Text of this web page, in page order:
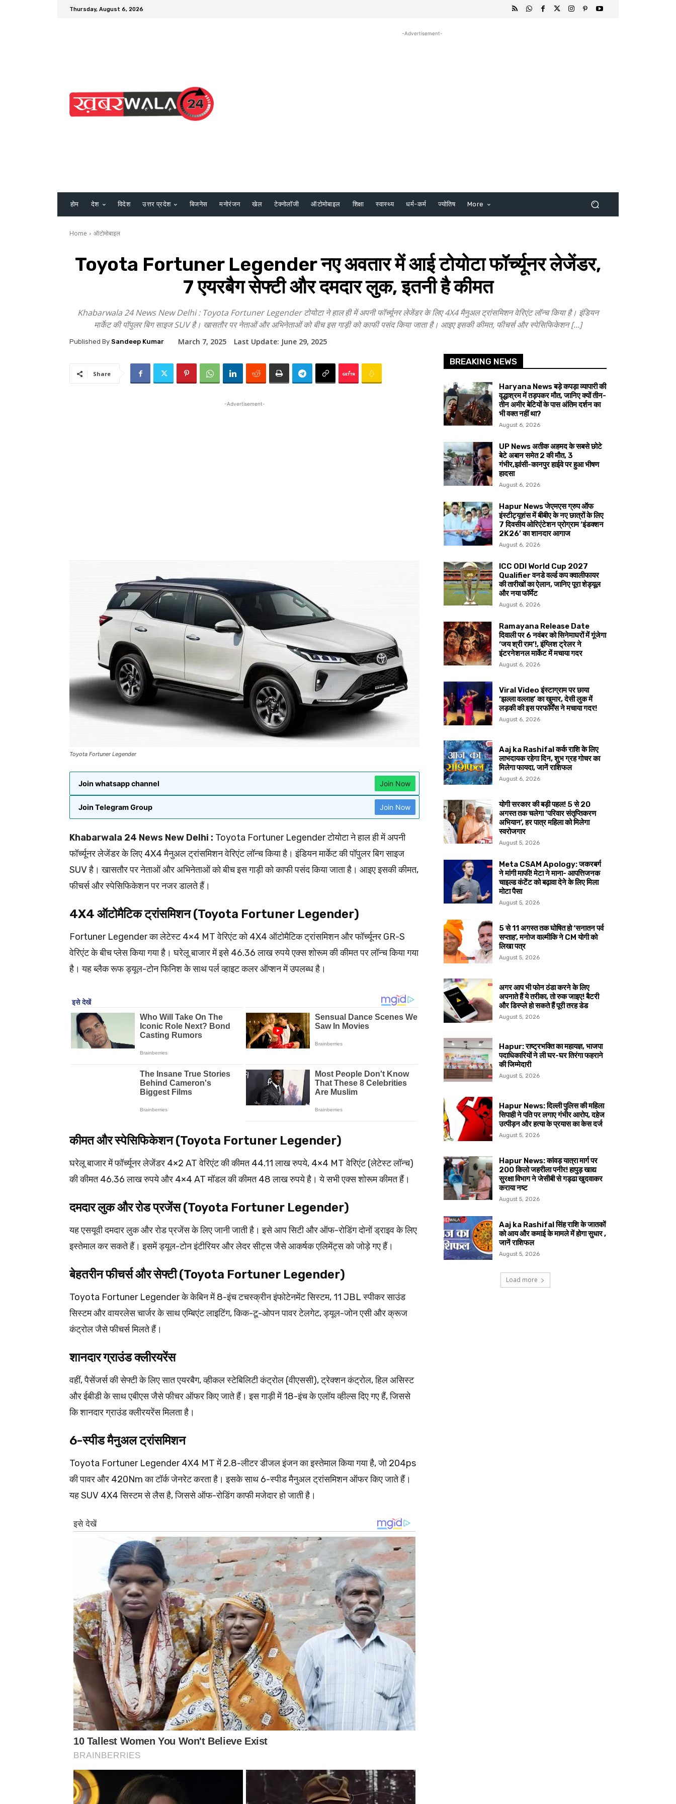
Thursday, August 6, 2026
-Advertisement-
होम देश विदेश उत्तर प्रदेश बिजनेस मनोरंजन खेल टेक्नोलॉजी ऑटोमोबाइल शिक्षा स्वास्थ्य धर्म-कर्म ज्योतिष More
Home ऑटोमोबाइल
Toyota Fortuner Legender नए अवतार में आई टोयोटा फॉर्च्यूनर लेजेंडर,
7 एयरबैग सेफ्टी और दमदार लुक, इतनी है कीमत
Khabarwala 24 News New Delhi : Toyota Fortuner Legender टोयोटा ने हाल ही में अपनी फॉर्च्यूनर लेजेंडर के लिए 4X4 मैनुअल ट्रांसमिशन वेरिएंट लॉन्च किया है। इंडियन
मार्केट की पॉपुलर बिग साइज SUV है। खासतौर पर नेताओं और अभिनेताओं को बीच इस गाड़ी को काफी पसंद किया जाता है। आइए इसकी कीमत, फीचर्स और स्पेसिफिकेशन […]
Published By Sandeep Kumar March 7, 2025 Last Update: June 29, 2025
Share
-Advertisement-
Toyota Fortuner Legender
Join whatsapp channel Join Now
Join Telegram Group Join Now
Khabarwala 24 News New Delhi : Toyota Fortuner Legender टोयोटा ने हाल ही में अपनी
फॉर्च्यूनर लेजेंडर के लिए 4X4 मैनुअल ट्रांसमिशन वेरिएंट लॉन्च किया है। इंडियन मार्केट की पॉपुलर बिग साइज
SUV है। खासतौर पर नेताओं और अभिनेताओं को बीच इस गाड़ी को काफी पसंद किया जाता है। आइए इसकी कीमत,
फीचर्स और स्पेसिफिकेशन पर नजर डालते हैं।
4X4 ऑटोमैटिक ट्रांसमिशन (Toyota Fortuner Legender)
Fortuner Legender का लेटेस्ट 4×4 MT वेरिएंट को 4X4 ऑटोमैटिक ट्रांसमिशन और फॉर्च्यूनर GR-S
वेरिएंट के बीच प्लेस किया गया है। घरेलू बाजार में इसे 46.36 लाख रुपये एक्स शोरूम की कीमत पर लॉन्च किया गया
है। यह ब्लैक रूफ ड्यूल-टोन फिनिश के साथ पर्ल व्हाइट कलर ऑप्शन में उपलब्ध है।
कीमत और स्पेसिफिकेशन (Toyota Fortuner Legender)
घरेलू बाजार में फॉर्च्यूनर लेजेंडर 4×2 AT वेरिएंट की कीमत 44.11 लाख रुपये, 4×4 MT वेरिएंट (लेटेस्ट लॉन्च)
की कीमत 46.36 लाख रुपये और 4×4 AT मॉडल की कीमत 48 लाख रुपये है। ये सभी एक्स शोरूम कीमत हैं।
दमदार लुक और रोड प्रजेंस (Toyota Fortuner Legender)
यह एसयूवी दमदार लुक और रोड प्रजेंस के लिए जानी जाती है। इसे आप सिटी और ऑफ-रोडिंग दोनों ड्राइव के लिए
इस्तेमाल कर सकते हैं। इसमें ड्यूल-टोन इंटीरियर और लेदर सीट्स जैसे आकर्षक एलिमेंट्स को जोड़े गए हैं।
बेहतरीन फीचर्स और सेफ्टी (Toyota Fortuner Legender)
Toyota Fortuner Legender के केबिन में 8-इंच टचस्क्रीन इंफोटेनमेंट सिस्टम, 11 JBL स्पीकर साउंड
सिस्टम और वायरलेस चार्जर के साथ एम्बिएंट लाइटिंग, किक-टू-ओपन पावर टेलगेट, ड्यूल-जोन एसी और क्रूज
कंट्रोल जैसे फीचर्स मिलते हैं।
शानदार ग्राउंड क्लीरयरेंस
वहीं, पैसेंजर्स की सेफ्टी के लिए सात एयरबैग, व्हीकल स्टेबिलिटी कंट्रोल (वीएससी), ट्रेक्शन कंट्रोल, हिल असिस्ट
और ईबीडी के साथ एबीएस जैसे फीचर ऑफर किए जाते हैं। इस गाड़ी में 18-इंच के एलॉय व्हील्स दिए गए हैं, जिससे
कि शानदार ग्राउंड क्लीरयरेंस मिलता है।
6-स्पीड मैनुअल ट्रांसमिशन
Toyota Fortuner Legender 4X4 MT में 2.8-लीटर डीजल इंजन का इस्तेमाल किया गया है, जो 204ps
की पावर और 420Nm का टॉर्क जेनरेट करता है। इसके साथ 6-स्पीड मैनुअल ट्रांसमिशन ऑफर किए जाते हैं।
यह SUV 4X4 सिस्टम से लैस है, जिससे ऑफ-रोडिंग काफी मजेदार हो जाती है।
BREAKING NEWS
Haryana News बड़े कपड़ा व्यापारी की
वृद्धाश्रम में तड़पकर मौत, जानिए क्यों तीन-
तीन अमीर बेटियों के पास अंतिम दर्शन का
भी वक्त नहीं था?
August 6, 2026
UP News अतीक अहमद के सबसे छोटे
बेटे अबान समेत 2 की मौत, 3
गंभीर,झांसी-कानपुर हाईवे पर हुआ भीषण
हादसा
August 6, 2026
Hapur News जेएमएस ग्रुप ऑफ
इंस्टीट्यूशंस में बीबीए के नए छात्रों के लिए
7 दिवसीय ओरिएंटेशन प्रोग्राम ‘इंडक्शन
2K26’ का शानदार आगाज
August 6, 2026
ICC ODI World Cup 2027
Qualifier वनडे वर्ल्ड कप क्वालीफायर
की तारीखों का ऐलान, जानिए पूरा शेड्यूल
और नया फॉर्मेट
August 6, 2026
Ramayana Release Date
दिवाली पर 6 नवंबर को सिनेमाघरों में गूंजेगा
‘जय श्री राम’!, इंग्लिश ट्रेलर ने
इंटरनेशनल मार्केट में मचाया गदर
August 6, 2026
Viral Video इंस्टाग्राम पर छाया
‘झल्ला वल्लाह’ का खुमार, देसी लुक में
लड़की की इस परफॉर्मेंस ने मचाया गदर!
August 6, 2026
Aaj ka Rashifal कर्क राशि के लिए
लाभदायक रहेगा दिन, शुभ ग्रह गोचर का
मिलेगा फायदा, जानें राशिफल
August 6, 2026
योगी सरकार की बड़ी पहल! 5 से 20
अगस्त तक चलेगा ‘परिवार संतृप्तिकरण
अभियान’, हर पात्र महिला को मिलेगा
स्वरोजगार
August 5, 2026
Meta CSAM Apology: जकरबर्ग
ने मांगी माफी! मेटा ने माना- आपत्तिजनक
चाइल्ड कंटेंट को बढ़ावा देने के लिए मिला
मोटा पैसा
August 5, 2026
5 से 11 अगस्त तक घोषित हो ‘सनातन पर्व
सप्ताह’, मनोज वाल्मीकि ने CM योगी को
लिखा पत्र
August 5, 2026
अगर आप भी फोन ठंडा करने के लिए
अपनाते हैं ये तरीका, तो रुक जाइए! बैटरी
और डिस्प्ले हो सकते हैं पूरी तरह डेड
August 5, 2026
Hapur: राष्ट्रभक्ति का महायज्ञ, भाजपा
पदाधिकारियों ने ली घर-घर तिरंगा फहराने
की जिम्मेदारी
August 5, 2026
Hapur News: दिल्ली पुलिस की महिला
सिपाही ने पति पर लगाए गंभीर आरोप, दहेज
उत्पीड़न और हत्या के प्रयास का केस दर्ज
August 5, 2026
Hapur News: कांवड़ यात्रा मार्ग पर
200 किलो जहरीला पनीर! हापुड़ खाद्य
सुरक्षा विभाग ने जेसीबी से गड्ढा खुदवाकर
कराया नष्ट
August 5, 2026
Aaj ka Rashifal सिंह राशि के जातकों
को आय और कमाई के मामले में होगा सुधार ,
जानें राशिफल
August 5, 2026
Load more